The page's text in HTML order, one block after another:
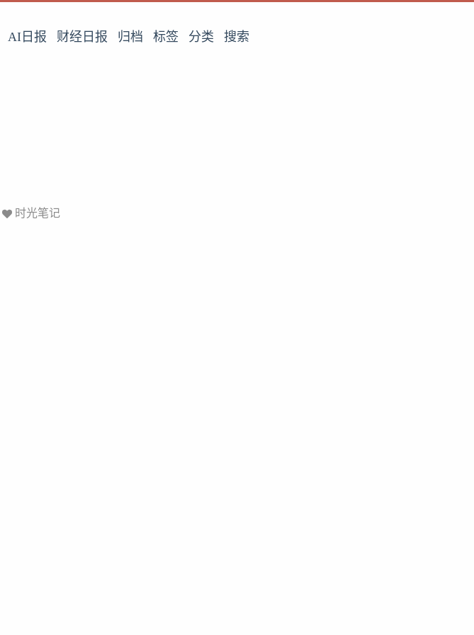
AI日报 财经日报 归档 标签 分类 搜索
时光笔记